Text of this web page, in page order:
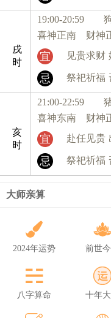
戌
时
19:00-20:59
喜神正南 财神
宜 见贵求财
忌 祭祀祈福
亥
时
21:00-22:59
喜神东南 财神
宜 赴任见贵
忌 祭祀祈福
大师亲算
2024年运势 前世
八字算命 十年